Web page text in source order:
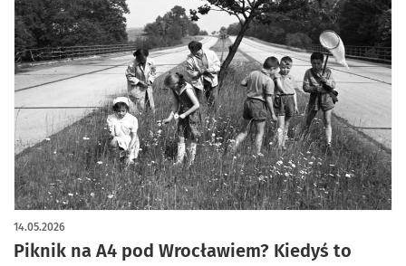
Piknik na A4 pod Wrocławiem? Kiedyś to
14.05.2026